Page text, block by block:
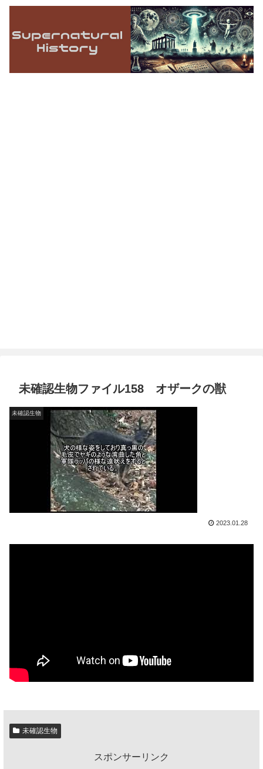
未確認生物ファイル158 オザークの獣
未確認生物
2023.01.28
未確認生物
スポンサーリンク